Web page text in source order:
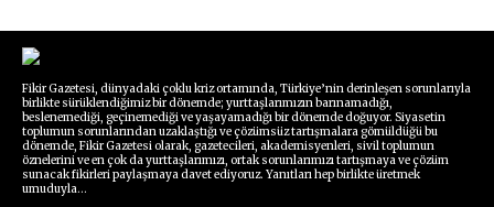
Fikir Gazetesi, dünyadaki çoklu kriz ortamında, Türkiye’nin derinleşen sorunlarıyla
birlikte sürüklendiğimiz bir dönemde; yurttaşlarımızın barınamadığı,
beslenemediği, geçinemediği ve yaşayamadığı bir dönemde doğuyor. Siyasetin
toplumun sorunlarından uzaklaştığı ve çözümsüz tartışmalara gömüldüğü bu
dönemde, Fikir Gazetesi olarak, gazetecileri, akademisyenleri, sivil toplumun
öznelerini ve en çok da yurttaşlarımızı, ortak sorunlarımızı tartışmaya ve çözüm
sunacak fikirleri paylaşmaya davet ediyoruz. Yanıtları hep birlikte üretmek
umuduyla...